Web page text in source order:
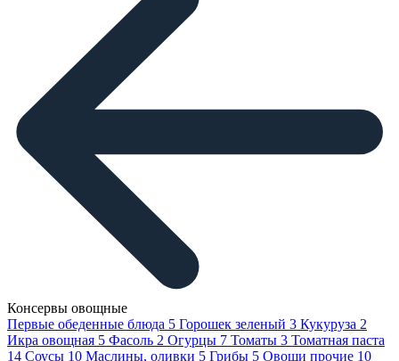
Консервы овощные
Первые обеденные блюда 5 Горошек зеленый 3 Кукуруза 2
Икра овощная 5 Фасоль 2 Огурцы 7 Томаты 3 Томатная паста
14 Соусы 10 Маслины, оливки 5 Грибы 5 Овощи прочие 10